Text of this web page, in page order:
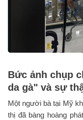
Bức ảnh chụp
da gà" và sự
Một người bà tại Mỹ
thị đã bàng hoàng